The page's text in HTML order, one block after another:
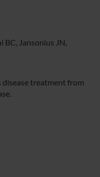
Jansonius JN,
treatment from